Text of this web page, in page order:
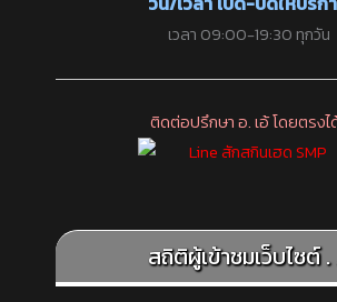
เวลา 09:00-19:30 ทุกวัน
ติดต่อปรึกษา อ. เอ้ โดยตรงไ
สถิติผู้เข้าชมเว็บไซต์ .